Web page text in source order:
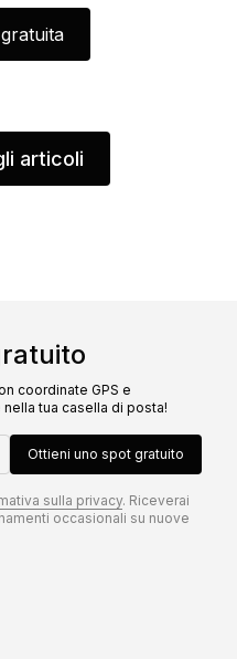
articoli
coordinate GPS e
tua casella di posta!
Ottieni uno spot gratuito
sulla privacy. Riceverai
occasionali su nuove